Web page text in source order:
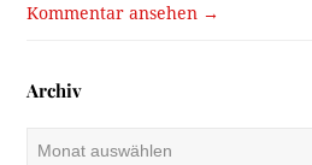
Kommentar ansehen →
Archiv
Archiv